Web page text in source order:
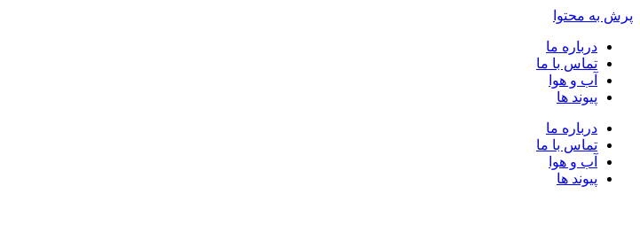
پرش به محتوا
درباره ما
تماس با ما
آب و هوا
پیوند ها
درباره ما
تماس با ما
آب و هوا
پیوند ها